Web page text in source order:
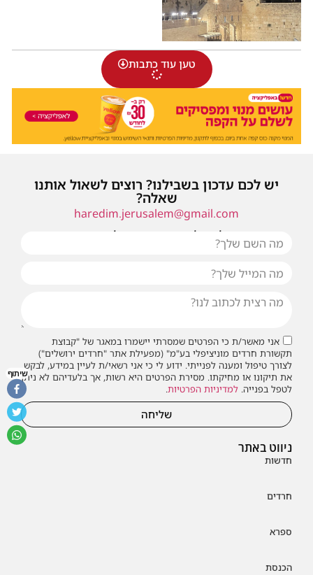
טען עוד כתבות
ניווט באתר
חדשות
חרדים
ספרא
הכנסת
יש לכם עדכון בשבילנו? רוצים לשאול אותנו
שאלה?
haredim.jerusalem@gmail.com
או שילחו אלינו פנייה ונחזור אליכם בהקדם
אני מאשר/ת כי הפרטים שמסרתי יישמרו במאגר של "קבוצת
תקשורת חרדים מוניציפלי בע"מ" (מפעילת אתר "חרדים ירושלים")
לצורך טיפול ומענה לפנייתי. ידוע לי כי אני רשאי/ת לעיין במידע, לבקש
את תיקונו או מחיקתו. מסירת הפרטים היא רשות, אך בלעדיהם לא ניתן
לטפל בפנייה. למדיניות הפרטיות.
שליחה
שיתוף